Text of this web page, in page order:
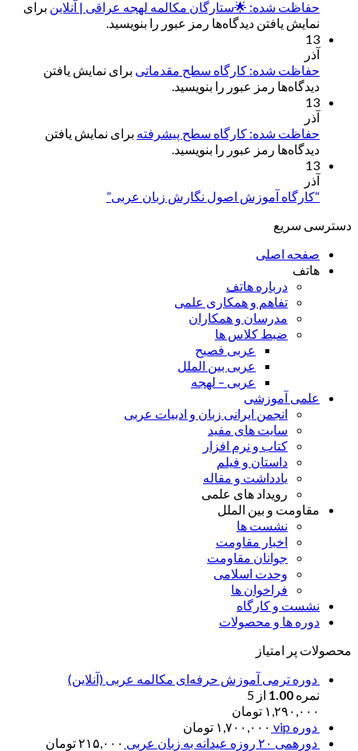
حفاظت شده: 🌟ستارگان مکالمه لهجه عراقی | آنلاین برای
نمایش یافتن دیدگاه‌ها رمز عبور را بنویسید.
13
آذر
حفاظت شده: کارگاه سطح مقدماتی برای نمایش یافتن
دیدگاه‌ها رمز عبور را بنویسید.
13
آذر
حفاظت شده: کارگاه سطح پیشرفته برای نمایش یافتن
دیدگاه‌ها رمز عبور را بنویسید.
13
آذر
“کارگاه آموزش اصول نگارش زبان عربی”
دسترسی سریع
صفحه اصلی
هاتف
درباره هاتف
تفاهم و همکاری علمی
مدرسان و همکاران
ضبط کلاس ها
عربی فصیح
عربی بین الملل
عربی – لهجه
علمی آموزشی
انجمن ایرانی زبان و ادبیات عربی
سایت های مفید
کتاب و نرم افزار
داستان و فیلم
یادداشت و مقاله
رویداد های علمی
مقاومت و بین الملل
نشست ها
اخبار مقاومت
جوانان مقاومت
وحدت اسلامی
فراخوان ها
نشست و کارگاه
دوره ها و محصولات
محصولات پر امتیاز
دوره ترمی آموزش حرفه‌ای مکالمه عربی (آنلاین)
نمره 1.00 از 5
۱,۲۹۰,۰۰۰ تومان
دوره vip
۱,۷۰۰,۰۰۰ تومان
دورهمی ۲۰ روزه عیدانه به زبان عربی
۲۱۵,۰۰۰تومان